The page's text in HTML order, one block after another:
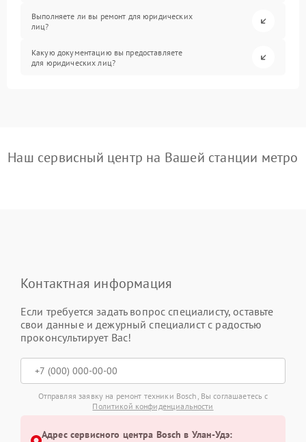
Выполняете ли вы ремонт для юридических
лиц?
Какую документацию вы предоставляете
для юридических лиц?
Наш сервисный центр на Вашей станции метро
Контактная информация
Если требуется задать вопрос специалисту, оставьте
свои данные и дежурный специалист с радостью
проконсультирует Вас!
Отправляя заявку на ремонт техники Bosch, Вы соглашаетесь с
Политикой конфиденциальности
Адрес сервисного центра Bosch в Улан-Удэ: